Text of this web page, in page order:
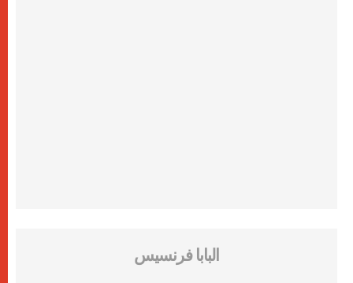
البابا فرنسيس